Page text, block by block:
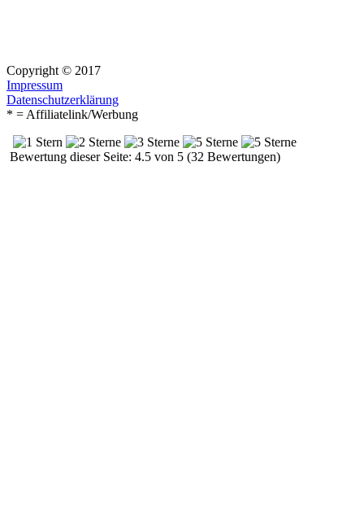
Copyright © 2017
Impressum
Datenschutzerklärung
* = Affiliatelink/Werbung
Bewertung dieser Seite: 4.5 von 5 (32 Bewertungen)